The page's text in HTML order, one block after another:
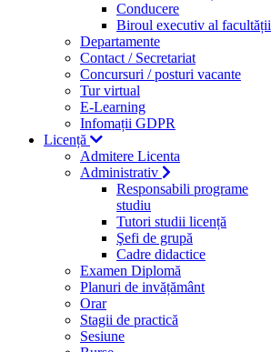
Conducere
Biroul executiv al facultății
Departamente
Contact / Secretariat
Concursuri / posturi vacante
Tur virtual
E-Learning
Infomații GDPR
Licență
Admitere Licenta
Administrativ
Responsabili programe
studiu
Tutori studii licență
Şefi de grupă
Cadre didactice
Examen Diplomă
Planuri de invățământ
Orar
Stagii de practică
Sesiune